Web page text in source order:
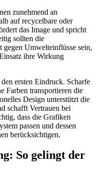
zunehmend an
auf recycelbare oder
das Image und spricht
sollten die
Umwelteinflüsse sein,
ihre Wirkung
ersten Eindruck. Scharfe
Farben transportieren die
Design unterstützt die
schafft Vertrauen bei
dass die Grafiken
passen und dessen
berücksichtigen.
So gelingt der